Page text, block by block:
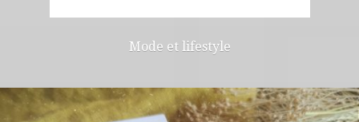
Mode et lifestyle